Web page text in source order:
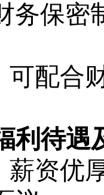
务保密
可配合
利待遇
薪资优